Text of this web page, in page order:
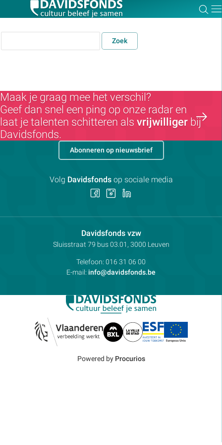
Zoek
Maak je graag mee het verschil?
Geef dan snel een ping op onze radar en
laat je talenten schitteren als vrijwilliger bij
Davidsfonds.
Davidsfonds vzwContactpersoon:
Adres:
Sluisstraat 79 bus 03.01, 3000 Leuven
Telefoon: 016 31 06 00
E-mail: info@davidsfonds.be
Abonneren op nieuwsbrief
Volg Davidsfondsop sociale media
Volg
ons
Facebook
Volg
Instagram
LinkedIn
Zoeken
Powered by Procurios